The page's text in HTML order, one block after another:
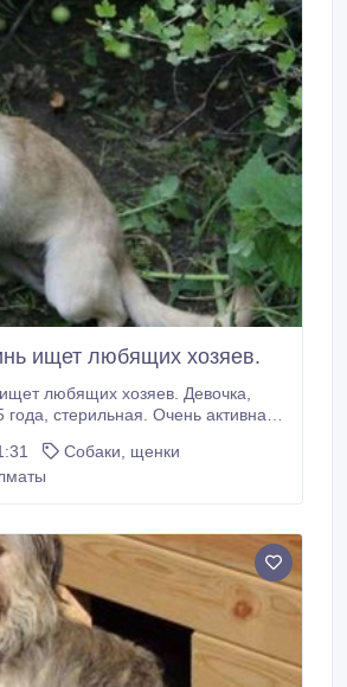
ищет любящих хозяев.
любящих хозяев. Девочка,
активная,
любит покусывать руки во время
договору опеки и чтобы была
как её воспитывать,
Собаки, щенки